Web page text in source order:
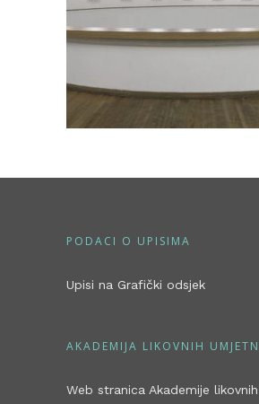
PODACI O UPISIMA
Upisi na Grafički odsjek
AKADEMIJA LIKOVNIH
Web stranica Akademije